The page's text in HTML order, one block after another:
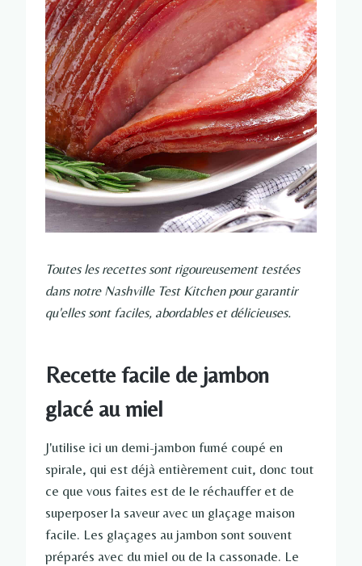
Toutes les recettes sont rigoureusement testées
dans notre Nashville Test Kitchen pour garantir
qu'elles sont faciles, abordables et délicieuses.
Recette facile de jambon
glacé au miel
J'utilise ici un demi-jambon fumé coupé en
spirale, qui est déjà entièrement cuit, donc tout
ce que vous faites est de le réchauffer et de
superposer la saveur avec un glaçage maison
facile. Les glaçages au jambon sont souvent
préparés avec du miel ou de la cassonade. Le